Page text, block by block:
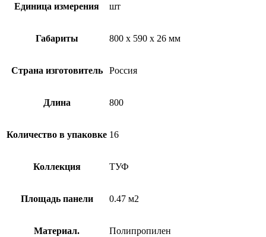
Единица измерения шт
Габариты 800 x 590 x 26 мм
Страна изготовитель Россия
Длина 800
Количество в упаковке 16
Коллекция ТУФ
Площадь панели 0.47 м2
Материал. Полипропилен